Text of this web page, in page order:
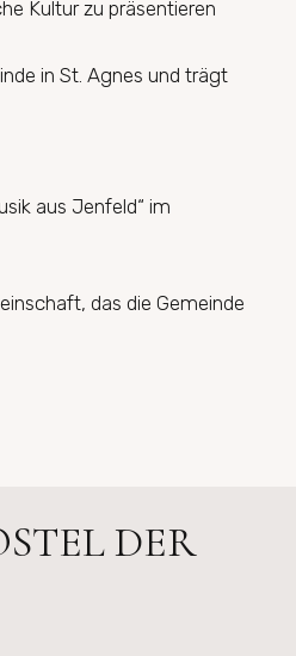
Kultur zu präsentieren
in St. Agnes und trägt
aus Jenfeld“ im
das die Gemeinde
DER